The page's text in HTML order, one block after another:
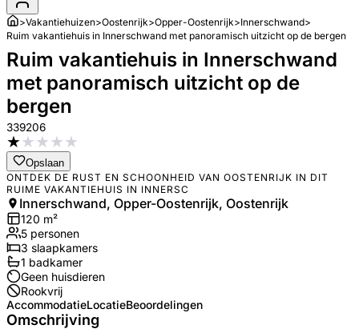
>Vakantiehuizen>Oostenrijk>Opper-Oostenrijk>Innerschwand>
Ruim vakantiehuis in Innerschwand met panoramisch uitzicht op de bergen
Ruim vakantiehuis in Innerschwand
met panoramisch uitzicht op de
bergen
339206
★★★★★
Opslaan
ONTDEK DE RUST EN SCHOONHEID VAN OOSTENRIJK IN DIT
RUIME VAKANTIEHUIS IN INNERSC
Innerschwand, Opper-Oostenrijk, Oostenrijk
120 m²
5 personen
3 slaapkamers
1 badkamer
Geen huisdieren
Rookvrij
AccommodatieLocatieBeoordelingen
Omschrijving